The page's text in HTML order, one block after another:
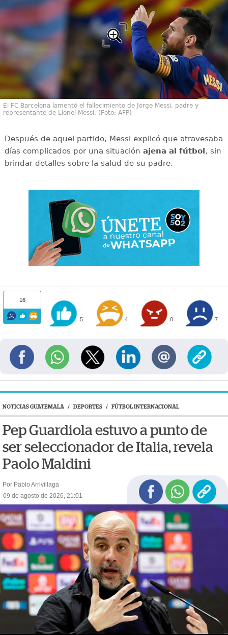
El FC Barcelona lamentó el fallecimiento de Jorge Messi, padre y
representante de Lionel Messi. (Foto: AFP)
Después de aquel partido, Messi explicó que atravesaba
días complicados por una situación ajena al fútbol , sin
brindar detalles sobre la salud de su padre.
16
5 4 0 7
NOTICIAS GUATEMALA / DEPORTES / FÚTBOL INTERNACIONAL
Pep Guardiola estuvo a punto de
ser seleccionador de Italia, revela
Paolo Maldini
Por Pablo Arrivillaga
09 de agosto de 2026, 21:01